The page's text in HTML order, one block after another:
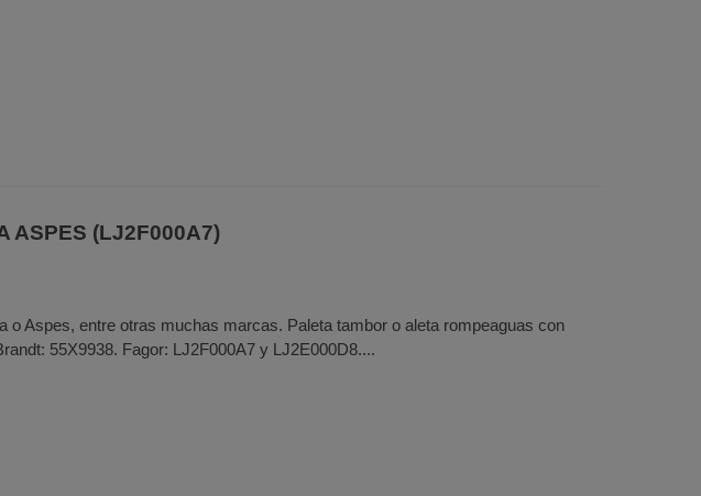
ASPES (LJ2F000A7)
o Aspes, entre otras muchas marcas. Paleta tambor o aleta rompeaguas con
55X9938. Fagor: LJ2F000A7 y LJ2E000D8....